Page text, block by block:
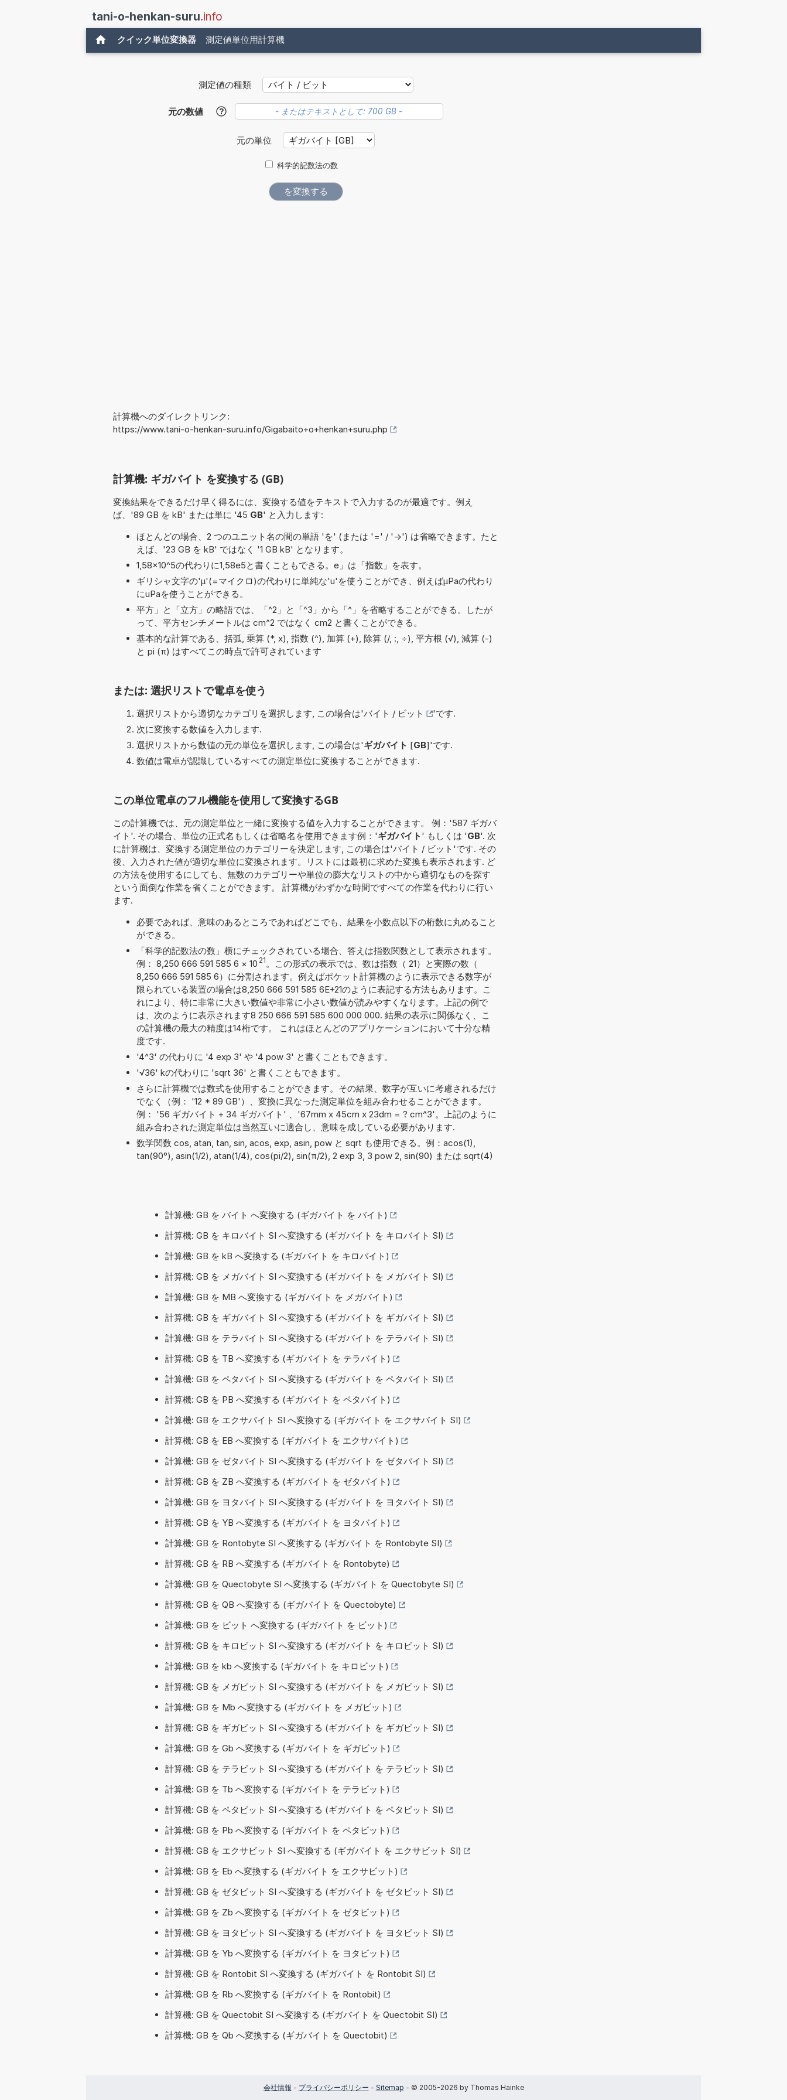
tani-o-henkan-suru.info
クイック単位変換器 測定値単位用計算機
測定値の種類
元の数値 ?
元の単位
科学的記数法の数
計算機へのダイレクトリンク:
https://www.tani-o-henkan-suru.info/Gigabaito+o+henkan+suru.php
計算機: ギガバイト を変換する (GB)
変換結果をできるだけ早く得るには、変換する値をテキストで入力するのが最適です。例え
ば、'89 GB を kB' または単に '45 GB' と入力します:
ほとんどの場合、2 つのユニット名の間の単語 'を' (または '=' / '->') は省略できます。たと
えば、'23 GB を kB' ではなく '1 GB kB' となります。
1,58×10^5の代わりに1,58e5と書くこともできる。e」は「指数」を表す。
ギリシャ文字の'μ'(=マイクロ)の代わりに単純な'u'を使うことができ、例えばµPaの代わり
にuPaを使うことができる。
平方」と「立方」の略語では、「^2」と「^3」から「^」を省略することができる。したが
って、平方センチメートルは cm^2 ではなく cm2 と書くことができる。
基本的な計算である、括弧, 乗算 (*, x), 指数 (^), 加算 (+), 除算 (/, :, ÷), 平方根 (√), 減算 (-)
と pi (π) はすべてこの時点で許可されています
または: 選択リストで電卓を使う
選択リストから適切なカテゴリを選択します, この場合は'バイト / ビット
'です.
次に変換する数値を入力します.
選択リストから数値の元の単位を選択します, この場合は'ギガバイト [GB]'です.
数値は電卓が認識しているすべての測定単位に変換することができます.
この単位電卓のフル機能を使用して変換するGB
この計算機では、元の測定単位と一緒に変換する値を入力することができます。 例：'587 ギガバ
イト'. その場合、単位の正式名もしくは省略名を使用できます例：'ギガバイト ' もしくは 'GB'. 次
に計算機は、変換する測定単位のカテゴリーを決定します, この場合は'バイト / ビット'です. その
後、入力された値が適切な単位に変換されます。リストには最初に求めた変換も表示されます. ど
の方法を使用するにしても、無数のカテゴリーや単位の膨大なリストの中から適切なものを探す
という面倒な作業を省くことができます。 計算機がわずかな時間ですべての作業を代わりに行い
ます.
必要であれば、意味のあるところであればどこでも、結果を小数点以下の桁数に丸めること
ができる。
「科学的記数法の数」横にチェックされている場合、答えは指数関数として表示されます。
例： 8,250 666 591 585 6 × 10 21 。この形式の表示では、数は指数（ 21）と実際の数（
8,250 666 591 585 6）に分割されます。例えばポケット計算機のように表示できる数字が
限られている装置の場合は8,250 666 591 585 6E+21のように表記する方法もあります。こ
れにより、特に非常に大きい数値や非常に小さい数値が読みやすくなります。上記の例で
は、次のように表示されます8 250 666 591 585 600 000 000. 結果の表示に関係なく、こ
の計算機の最大の精度は14桁です。 これはほとんどのアプリケーションにおいて十分な精
度です.
'4^3' の代わりに '4 exp 3' や '4 pow 3' と書くこともできます。
'√36' kの代わりに 'sqrt 36' と書くこともできます。
さらに計算機では数式を使用することができます。その結果、数字が互いに考慮されるだけ
でなく（例： '12 * 89 GB'）、変換に異なった測定単位を組み合わせることができます。
例： '56 ギガバイト + 34 ギガバイト' 、'67mm x 45cm x 23dm = ? cm^3'。上記のように
組み合わされた測定単位は当然互いに適合し、意味を成している必要があります.
数学関数 cos, atan, tan, sin, acos, exp, asin, pow と sqrt も使用できる。例：acos(1),
tan(90°), asin(1/2), atan(1/4), cos(pi/2), sin(π/2), 2 exp 3, 3 pow 2, sin(90) または sqrt(4)
計算機: GB を バイト へ変換する (ギガバイト を バイト)
計算機: GB を キロバイト SI へ変換する (ギガバイト を キロバイト SI)
計算機: GB を kB へ変換する (ギガバイト を キロバイト)
計算機: GB を メガバイト SI へ変換する (ギガバイト を メガバイト SI)
計算機: GB を MB へ変換する (ギガバイト を メガバイト)
計算機: GB を ギガバイト SI へ変換する (ギガバイト を ギガバイト SI)
計算機: GB を テラバイト SI へ変換する (ギガバイト を テラバイト SI)
計算機: GB を TB へ変換する (ギガバイト を テラバイト)
計算機: GB を ペタバイト SI へ変換する (ギガバイト を ペタバイト SI)
計算機: GB を PB へ変換する (ギガバイト を ペタバイト)
計算機: GB を エクサバイト SI へ変換する (ギガバイト を エクサバイト SI)
計算機: GB を EB へ変換する (ギガバイト を エクサバイト)
計算機: GB を ゼタバイト SI へ変換する (ギガバイト を ゼタバイト SI)
計算機: GB を ZB へ変換する (ギガバイト を ゼタバイト)
計算機: GB を ヨタバイト SI へ変換する (ギガバイト を ヨタバイト SI)
計算機: GB を YB へ変換する (ギガバイト を ヨタバイト)
計算機: GB を Rontobyte SI へ変換する (ギガバイト を Rontobyte SI)
計算機: GB を RB へ変換する (ギガバイト を Rontobyte)
計算機: GB を Quectobyte SI へ変換する (ギガバイト を Quectobyte SI)
計算機: GB を QB へ変換する (ギガバイト を Quectobyte)
計算機: GB を ビット へ変換する (ギガバイト を ビット)
計算機: GB を キロビット SI へ変換する (ギガバイト を キロビット SI)
計算機: GB を kb へ変換する (ギガバイト を キロビット)
計算機: GB を メガビット SI へ変換する (ギガバイト を メガビット SI)
計算機: GB を Mb へ変換する (ギガバイト を メガビット)
計算機: GB を ギガビット SI へ変換する (ギガバイト を ギガビット SI)
計算機: GB を Gb へ変換する (ギガバイト を ギガビット)
計算機: GB を テラビット SI へ変換する (ギガバイト を テラビット SI)
計算機: GB を Tb へ変換する (ギガバイト を テラビット)
計算機: GB を ペタビット SI へ変換する (ギガバイト を ペタビット SI)
計算機: GB を Pb へ変換する (ギガバイト を ペタビット)
計算機: GB を エクサビット SI へ変換する (ギガバイト を エクサビット SI)
計算機: GB を Eb へ変換する (ギガバイト を エクサビット)
計算機: GB を ゼタビット SI へ変換する (ギガバイト を ゼタビット SI)
計算機: GB を Zb へ変換する (ギガバイト を ゼタビット)
計算機: GB を ヨタビット SI へ変換する (ギガバイト を ヨタビット SI)
計算機: GB を Yb へ変換する (ギガバイト を ヨタビット)
計算機: GB を Rontobit SI へ変換する (ギガバイト を Rontobit SI)
計算機: GB を Rb へ変換する (ギガバイト を Rontobit)
計算機: GB を Quectobit SI へ変換する (ギガバイト を Quectobit SI)
計算機: GB を Qb へ変換する (ギガバイト を Quectobit)
会社情報 - プライバシーポリシー - Sitemap - © 2005-2026 by Thomas Hainke